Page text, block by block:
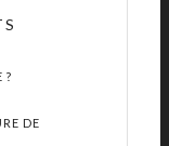
?
DE